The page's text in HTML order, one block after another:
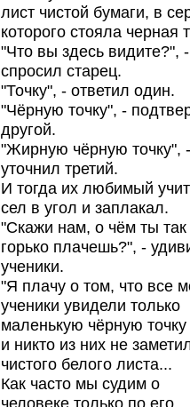
лист чистой бумаги, в
которого стояла черная
"Что вы здесь видите?", -
спросил старец.
"Точку", - ответил один.
"Чёрную точку", -
другой.
"Жирную чёрную точку", -
уточнил третий.
И тогда их любимый
сел в угол и заплакал.
"Скажи нам, о чём ты так
горько плачешь?", -
ученики.
"Я плачу о том, что все
ученики увидели только
маленькую чёрную точку
и никто из них не
чистого белого листа...
Как часто мы судим о
человеке только по его